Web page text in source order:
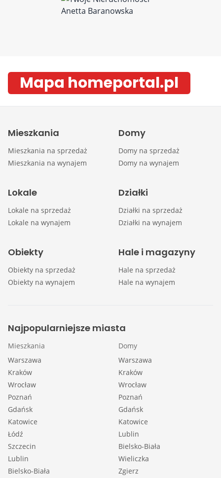
Mapa homeportal.pl
Mieszkania
Mieszkania na sprzedaż
Mieszkania na wynajem
Domy
Domy na sprzedaż
Domy na wynajem
Lokale
Lokale na sprzedaż
Lokale na wynajem
Działki
Działki na sprzedaż
Działki na wynajem
Obiekty
Obiekty na sprzedaż
Obiekty na wynajem
Hale i magazyny
Hale na sprzedaż
Hale na wynajem
Najpopularniejsze miasta
Mieszkania
Warszawa
Kraków
Wrocław
Poznań
Gdańsk
Katowice
Łódź
Szczecin
Lublin
Bielsko-Biała
Domy
Warszawa
Kraków
Wrocław
Poznań
Gdańsk
Katowice
Lublin
Bielsko-Biała
Wieliczka
Zgierz